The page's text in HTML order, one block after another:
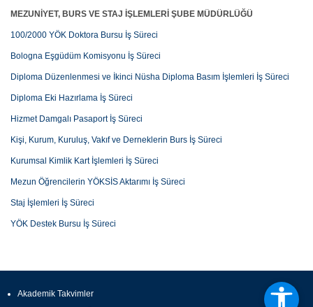
MEZUNİYET, BURS VE STAJ İŞLEMLERİ ŞUBE MÜDÜRLÜĞÜ
100/2000 YÖK Doktora Bursu İş Süreci
Bologna Eşgüdüm Komisyonu İş Süreci
Diploma Düzenlenmesi ve İkinci Nüsha Diploma Basım İşlemleri İş Süreci
Diploma Eki Hazırlama İş Süreci
Hizmet Damgalı Pasaport İş Süreci
Kişi, Kurum, Kuruluş, Vakıf ve Derneklerin Burs İş Süreci
Kurumsal Kimlik Kart İşlemleri İş Süreci
Mezun Öğrencilerin YÖKSİS Aktarımı İş Süreci
Staj İşlemleri İş Süreci
YÖK Destek Bursu İş Süreci
Akademik Takvimler